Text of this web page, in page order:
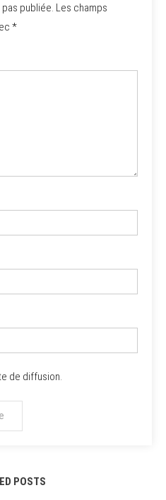
publiée. Les champs
*
de diffusion.
POSTS